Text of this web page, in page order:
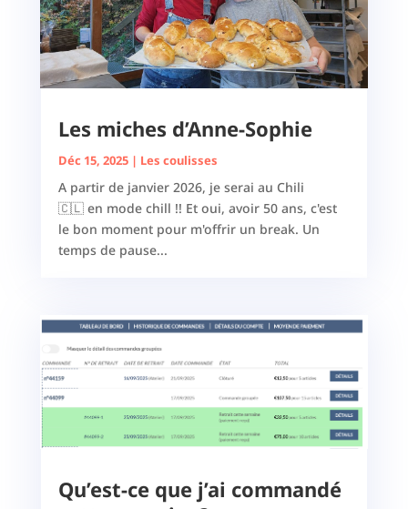
Les miches d’Anne-Sophie
Déc 15, 2025| Les coulisses
A partir de janvier 2026, je serai au Chili
🇨🇱 en mode chill !! Et oui, avoir 50 ans, c'est
le bon moment pour m'offrir un break. Un
temps de pause...
Qu’est-ce que j’ai commandé